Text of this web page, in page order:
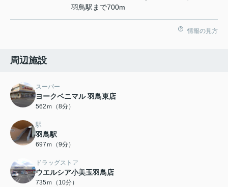
羽鳥駅まで700m
情報の見方
周辺施設
スーパー
ヨークベニマル 羽鳥東店
562ｍ（8分）
駅
羽鳥駅
697ｍ（9分）
ドラッグストア
ウエルシア小美玉羽鳥店
735ｍ（10分）